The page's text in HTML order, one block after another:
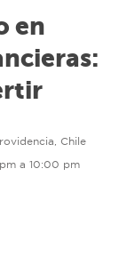
en
Chile
a 10:00 pm